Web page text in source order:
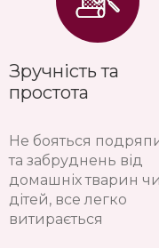
Зручність та
простота
Не бояться
та забруднень від
домашніх тварин чи
дітей, все легко
витирається